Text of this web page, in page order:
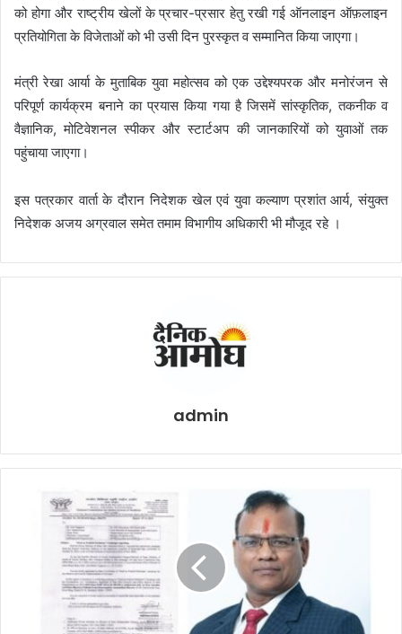
को होगा और राष्ट्रीय खेलों के प्रचार-प्रसार हेतु रखी गई ऑनलाइन ऑफ़लाइन
प्रतियोगिता के विजेताओं को भी उसी दिन पुरस्कृत व सम्मानित किया जाएगा।
मंत्री रेखा आर्या के मुताबिक युवा महोत्सव को एक उद्देश्यपरक और मनोरंजन से
परिपूर्ण कार्यक्रम बनाने का प्रयास किया गया है जिसमें सांस्कृतिक, तकनीक व
वैज्ञानिक, मोटिवेशनल स्पीकर और स्टार्टअप की जानकारियों को युवाओं तक
पहुंचाया जाएगा।
इस पत्रकार वार्ता के दौरान निदेशक खेल एवं युवा कल्याण प्रशांत आर्य, संयुक्त
निदेशक अजय अग्रवाल समेत तमाम विभागीय अधिकारी भी मौजूद रहे ।
admin